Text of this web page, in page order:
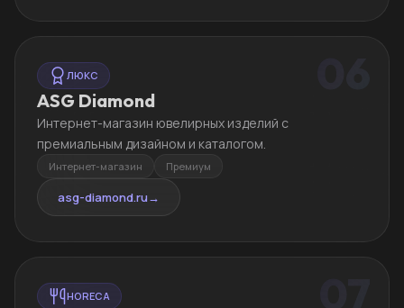
ЛЮКС
ASG Diamond
Интернет-магазин ювелирных изделий с
премиальным дизайном и каталогом.
Интернет-магазин Премиум
asg-diamond.ru→
HORECA